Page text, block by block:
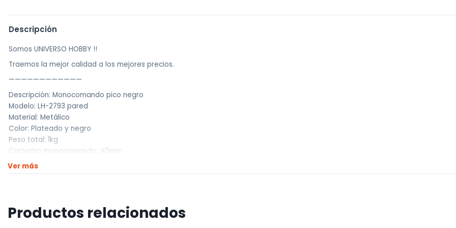
Descripción
Somos UNIVERSO HOBBY !!
Traemos la mejor calidad a los mejores precios.
————————————
Descripción: Monocomando pico negro
Modelo: LH-2793 pared
Material: Metálico
Color: Plateado y negro
Peso total: 1kg
Cartucho monocomando: 40mm
Medidas
Altura Total: 52cm
Incluye
Ver más
Productos relacionados